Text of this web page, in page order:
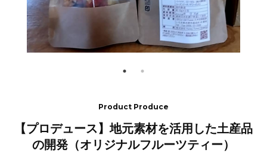
Product Produce
【プロデュース】地元素材を活用した土産品
の開発（オリジナルフルーツティー）